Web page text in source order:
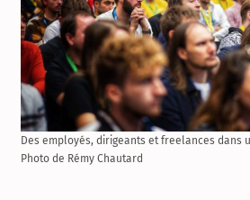
Des employés, dirigeants et freelances dans
Photo de Rémy Chautard